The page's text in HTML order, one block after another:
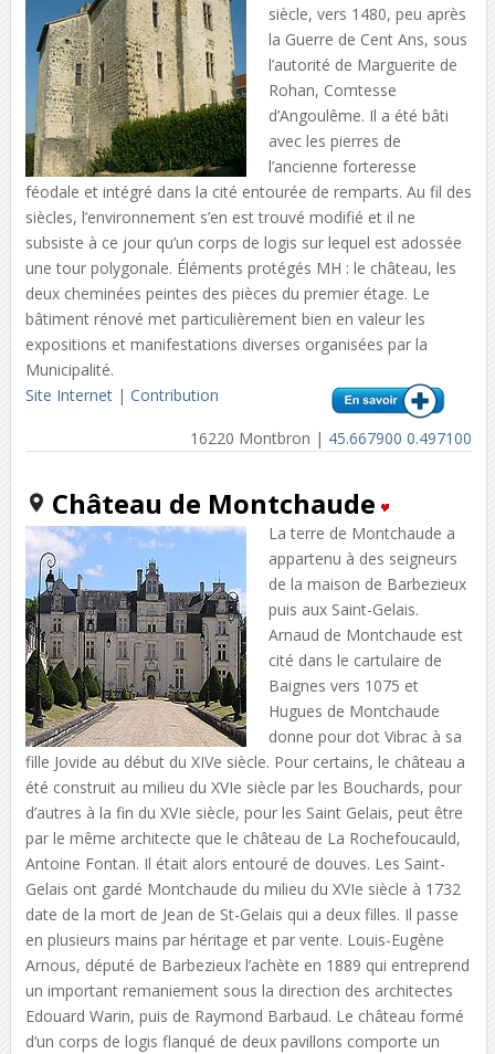
siècle, vers 1480, peu après
la Guerre de Cent Ans, sous
l’autorité de Marguerite de
Rohan, Comtesse
d’Angoulême. Il a été bâti
avec les pierres de
l’ancienne forteresse
féodale et intégré dans la cité entourée de remparts. Au fil des
siècles, l’environnement s’en est trouvé modifié et il ne
subsiste à ce jour qu’un corps de logis sur lequel est adossée
une tour polygonale. Éléments protégés MH : le château, les
deux cheminées peintes des pièces du premier étage. Le
bâtiment rénové met particulièrement bien en valeur les
expositions et manifestations diverses organisées par la
Municipalité.
Site Internet| Contribution
16220 Montbron | 45.667900 0.497100
Château de Montchaude
La terre de Montchaude a
appartenu à des seigneurs
de la maison de Barbezieux
puis aux Saint-Gelais.
Arnaud de Montchaude est
cité dans le cartulaire de
Baignes vers 1075 et
Hugues de Montchaude
donne pour dot Vibrac à sa
fille Jovide au début du XIVe siècle. Pour certains, le château a
été construit au milieu du XVIe siècle par les Bouchards, pour
d’autres à la fin du XVIe siècle, pour les Saint Gelais, peut être
par le même architecte que le château de La Rochefoucauld,
Antoine Fontan. Il était alors entouré de douves. Les Saint-
Gelais ont gardé Montchaude du milieu du XVIe siècle à 1732
date de la mort de Jean de St-Gelais qui a deux filles. Il passe
en plusieurs mains par héritage et par vente. Louis-Eugène
Arnous, député de Barbezieux l’achète en 1889 qui entreprend
un important remaniement sous la direction des architectes
Edouard Warin, puis de Raymond Barbaud. Le château formé
d’un corps de logis flanqué de deux pavillons comporte un